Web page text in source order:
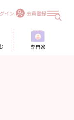
イン 会員登録
専門家